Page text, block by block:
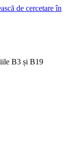
de cercetare în
B3 și B19